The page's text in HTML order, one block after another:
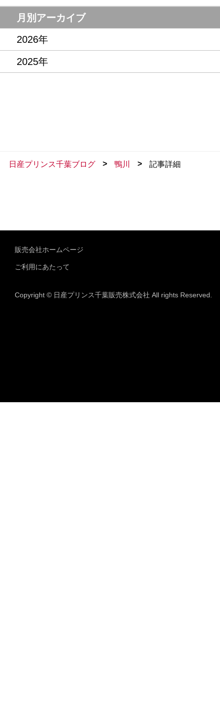
月別アーカイブ
2026年
2025年
日産プリンス千葉ブログ > 鴨川 > 記事詳細
販売会社ホームページ
ご利用にあたって
Copyright © 日産プリンス千葉販売株式会社 All rights Reserved.